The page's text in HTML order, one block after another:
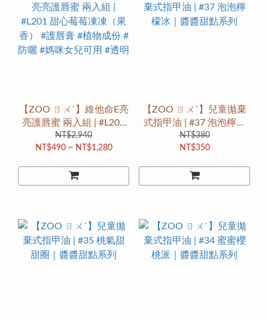
【ZOO ㄖㄨˋ】維他命E亮
亮護唇蜜 兩入組 | #L201
甜心莓莓凍凍（果香） #
護唇膏 #植物成份 #防曬 #
NT$2,940
NT$490 ~ NT$1,280
【ZOO ㄖㄨˋ】兒童拋棄
式指甲油 | #37 泡泡檸檬
冰｜醬醬甜點系列
NT$380
NT$350